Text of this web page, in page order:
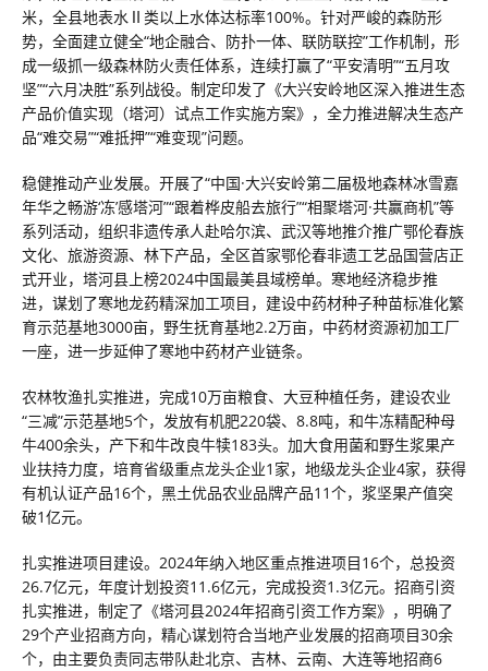
米，全县地表水Ⅱ类以上水体达标率100%。针对严峻的森防形
势，全面建立健全“地企融合、防扑一体、联防联控”工作机制，形
成一级抓一级森林防火责任体系，连续打赢了“平安清明”“五月攻
坚”“六月决胜”系列战役。制定印发了《大兴安岭地区深入推进生态
产品价值实现（塔河）试点工作实施方案》，全力推进解决生态产
品“难交易”“难抵押”“难变现”问题。
稳健推动产业发展。开展了“中国·大兴安岭第二届极地森林冰雪嘉
年华之畅游‘冻’感塔河”“跟着桦皮船去旅行”“相聚塔河·共赢商机”等
系列活动，组织非遗传承人赴哈尔滨、武汉等地推介推广鄂伦春族
文化、旅游资源、林下产品，全区首家鄂伦春非遗工艺品国营店正
式开业，塔河县上榜2024中国最美县域榜单。寒地经济稳步推
进，谋划了寒地龙药精深加工项目，建设中药材种子种苗标准化繁
育示范基地3000亩，野生抚育基地2.2万亩，中药材资源初加工厂
一座，进一步延伸了寒地中药材产业链条。
农林牧渔扎实推进，完成10万亩粮食、大豆种植任务，建设农业
“三减”示范基地5个，发放有机肥220袋、8.8吨，和牛冻精配种母
牛400余头，产下和牛改良牛犊183头。加大食用菌和野生浆果产
业扶持力度，培育省级重点龙头企业1家，地级龙头企业4家，获得
有机认证产品16个，黑土优品农业品牌产品11个，浆坚果产值突
破1亿元。
扎实推进项目建设。2024年纳入地区重点推进项目16个，总投资
26.7亿元，年度计划投资11.6亿元，完成投资1.3亿元。招商引资
扎实推进，制定了《塔河县2024年招商引资工作方案》，明确了
29个产业招商方向，精心谋划符合当地产业发展的招商项目30余
个，由主要负责同志带队赴北京、吉林、云南、大连等地招商6